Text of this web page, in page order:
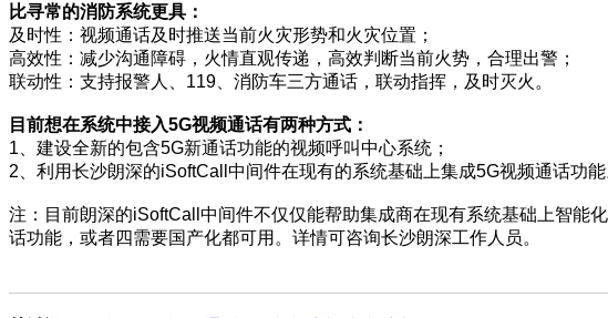
比寻常的消防系统更具：
及时性：视频通话及时推送当前火灾形势和火灾位置；
高效性：减少沟通障碍，火情直观传递，高效判断当前火势，合理出警；
联动性：支持报警人、119、消防车三方通话，联动指挥，及时灭火。
目前想在系统中接入5G视频通话有两种方式：
1、建设全新的包含5G新通话功能的视频呼叫中心系统；
2、利用长沙朗深的iSoftCall中间件在现有的系统基础上集成5G视频通话功能
注：目前朗深的iSoftCall中间件不仅仅能帮助集成商在现有系统基础上智能
话功能，或者四需要国产化都可用。详情可咨询长沙朗深工作人员。